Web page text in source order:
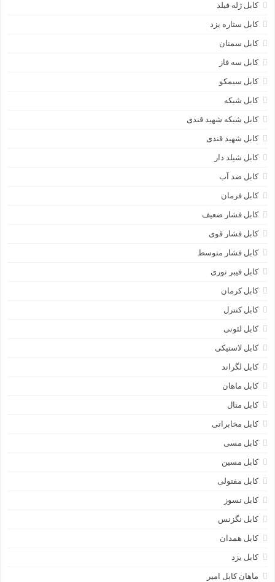
کابل ژله فیلد
کابل ستاره یزد
کابل سمنان
کابل سه فاز
کابل سیمکو
کابل شبکه
کابل شبکه شهید قندی
کابل شهید قندی
کابل شیلد دار
کابل ضد آب
کابل فرمان
کابل فشار ضعیف
کابل فشار قوی
کابل فشار متوسط
کابل فیبر نوری
کابل کرمان
کابل کنترل
کابل لئونی
کابل لاستیکی
کابل لگراند
کابل ماهان
کابل متال
کابل مخابراتی
کابل مسی
کابل مسین
کابل مفتولی
کابل نسوز
کابل نگزنس
کابل همدان
کابل یزد
ماهان کابل امیر